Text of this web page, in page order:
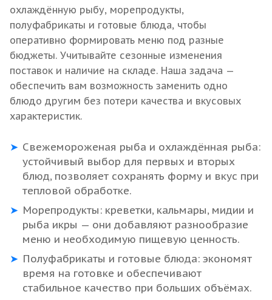
охлаждённую рыбу, морепродукты,
полуфабрикаты и готовые блюда, чтобы
оперативно формировать меню под разные
бюджеты. Учитывайте сезонные изменения
поставок и наличие на складе. Наша задача —
обеспечить вам возможность заменить одно
блюдо другим без потери качества и вкусовых
характеристик.
Свежемороженая рыба и охлаждённая рыба:
устойчивый выбор для первых и вторых
блюд, позволяет сохранять форму и вкус при
тепловой обработке.
Морепродукты: креветки, кальмары, мидии и
рыба икры — они добавляют разнообразие
меню и необходимую пищевую ценность.
Полуфабрикаты и готовые блюда: экономят
время на готовке и обеспечивают
стабильное качество при больших объёмах.